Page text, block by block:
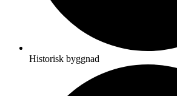
Historisk byggnad